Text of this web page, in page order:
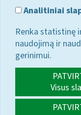
Analitiniai
Renka statistinę
naudojimą ir
gerinimui.
Visus